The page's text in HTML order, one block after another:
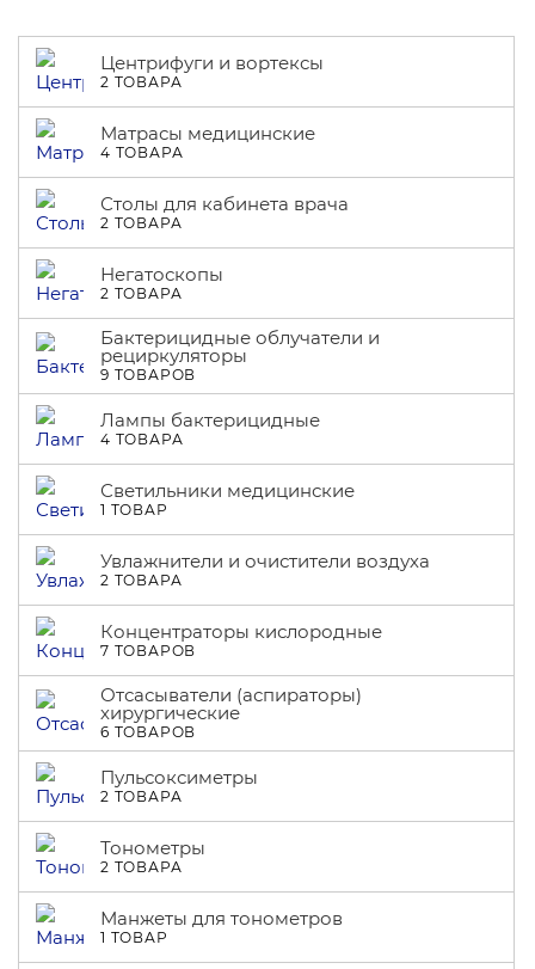
Центрифуги и вортексы
2 ТОВАРА
Матрасы медицинские
4 ТОВАРА
Столы для кабинета врача
2 ТОВАРА
Негатоскопы
2 ТОВАРА
Бактерицидные облучатели и
рециркуляторы
9 ТОВАРОВ
Лампы бактерицидные
4 ТОВАРА
Светильники медицинские
1 ТОВАР
Увлажнители и очистители воздуха
2 ТОВАРА
Концентраторы кислородные
7 ТОВАРОВ
Отсасыватели (аспираторы)
хирургические
6 ТОВАРОВ
Пульсоксиметры
2 ТОВАРА
Тонометры
2 ТОВАРА
Манжеты для тонометров
1 ТОВАР